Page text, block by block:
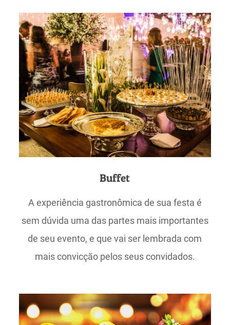
Buffet
A experiência gastronômica de sua festa é
sem dúvida uma das partes mais importantes
de seu evento, e que vai ser lembrada com
mais convicção pelos seus convidados.